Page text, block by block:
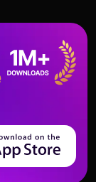
the App Store